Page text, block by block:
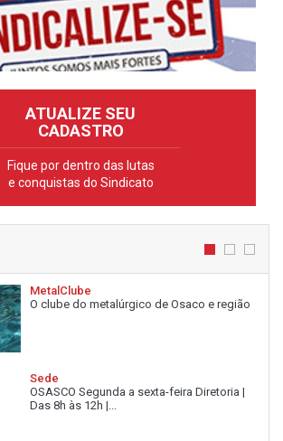
ATUALIZE SEU
CADASTRO
Fique por dentro das lutas
e conquistas do Sindicato
MetalClube
O clube do metalúrgico de Osaco e região
Sede
OSASCO Segunda a sexta-feira Diretoria |
Das 8h às 12h |...